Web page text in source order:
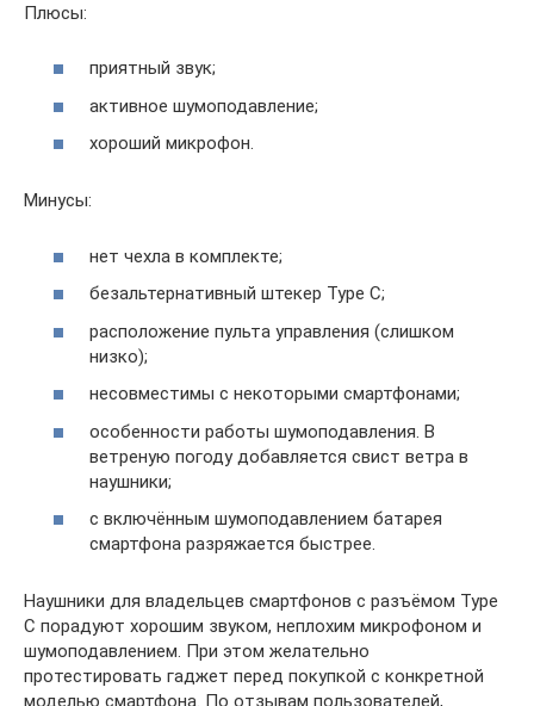
Плюсы:
приятный звук;
активное шумоподавление;
хороший микрофон.
Минусы:
нет чехла в комплекте;
безальтернативный штекер Type C;
расположение пульта управления (слишком
низко);
несовместимы с некоторыми смартфонами;
особенности работы шумоподавления. В
ветреную погоду добавляется свист ветра в
наушники;
с включённым шумоподавлением батарея
смартфона разряжается быстрее.
Наушники для владельцев смартфонов с разъёмом Type
C порадуют хорошим звуком, неплохим микрофоном и
шумоподавлением. При этом желательно
протестировать гаджет перед покупкой с конкретной
моделью смартфона. По отзывам пользователей,